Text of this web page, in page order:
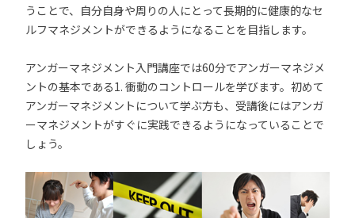
うことで、自分自身や周りの人にとって長期的に健康的なセ
ルフマネジメントができるようになることを目指します。
アンガーマネジメント入門講座では60分でアンガーマネジメ
ントの基本である1. 衝動のコントロールを学びます。初めて
アンガーマネジメントについて学ぶ方も、受講後にはアンガ
ーマネジメントがすぐに実践できるようになっていることで
しょう。